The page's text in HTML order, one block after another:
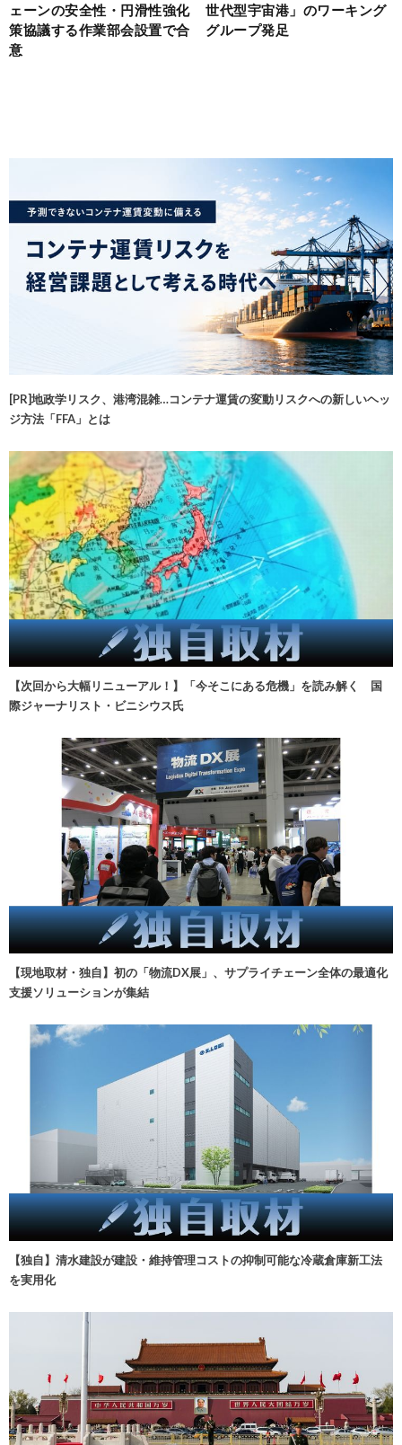
ェーンの安全性・円滑性強化
策協議する作業部会設置で合
意
世代型宇宙港」のワーキング
グループ発足
[PR]地政学リスク、港湾混雑…コンテナ運賃の変動リスクへの新しいヘッ
ジ方法「FFA」とは
【次回から大幅リニューアル！】「今そこにある危機」を読み解く 国
際ジャーナリスト・ビニシウス氏
【現地取材・独自】初の「物流DX展」、サプライチェーン全体の最適化
支援ソリューションが集結
【独自】清水建設が建設・維持管理コストの抑制可能な冷蔵倉庫新工法
を実用化